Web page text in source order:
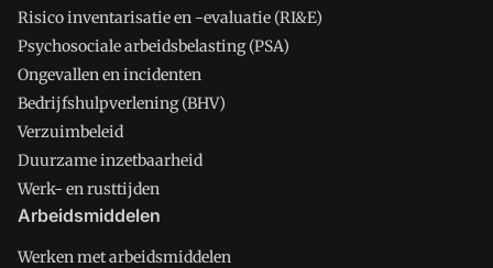
Risico inventarisatie en -evaluatie (RI&E)
Psychosociale arbeidsbelasting (PSA)
Ongevallen en incidenten
Bedrijfshulpverlening (BHV)
Verzuimbeleid
Duurzame inzetbaarheid
Werk- en rusttijden
Arbeidsmiddelen
Werken met arbeidsmiddelen